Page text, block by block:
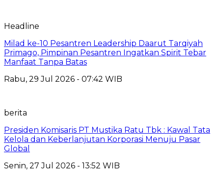
Headline
Milad ke-10 Pesantren Leadership Daarut Tarqiyah
Primago, Pimpinan Pesantren Ingatkan Spirit Tebar
Manfaat Tanpa Batas
Rabu, 29 Jul 2026 - 07:42 WIB
berita
Presiden Komisaris PT Mustika Ratu Tbk : Kawal Tata
Kelola dan Keberlanjutan Korporasi Menuju Pasar
Global
Senin, 27 Jul 2026 - 13:52 WIB